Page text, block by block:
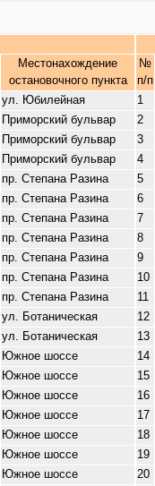
Местонахождение
остановочного пункта
ул. Юбилейная
Приморский бульвар
Приморский бульвар
Приморский бульвар
пр. Степана Разина
пр. Степана Разина
пр. Степана Разина
пр. Степана Разина
пр. Степана Разина
пр. Степана Разина
пр. Степана Разина
ул. Ботаническая
ул. Ботаническая
Южное шоссе
Южное шоссе
Южное шоссе
Южное шоссе
Южное шоссе
Южное шоссе
Южное шоссе
№
п/п
1
2
3
4
5
6
7
8
9
10
11
12
13
14
15
16
17
18
19
20